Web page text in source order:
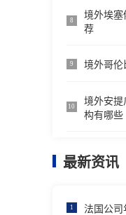
8
境外埃塞
荐
9 境外哥伦
10
境外安提
构有哪些
最新资讯
1 法国公